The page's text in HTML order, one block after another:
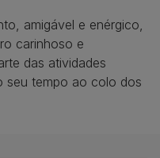
amigável e enérgico,
carinhoso e
das atividades
seu tempo ao colo dos